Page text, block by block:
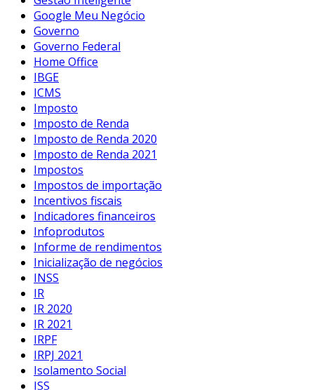
Google Meu Negócio
Governo
Governo Federal
Home Office
IBGE
ICMS
Imposto
Imposto de Renda
Imposto de Renda 2020
Imposto de Renda 2021
Impostos
Impostos de importação
Incentivos fiscais
Indicadores financeiros
Infoprodutos
Informe de rendimentos
Inicialização de negócios
INSS
IR
IR 2020
IR 2021
IRPF
IRPJ 2021
Isolamento Social
ISS